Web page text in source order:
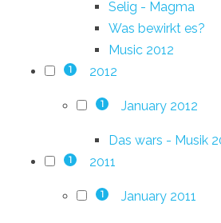
Selig - Magma
Was bewirkt es?
Music 2012
1 2012
1 January 2012
Das wars - Musik
1 2011
1 January 2011